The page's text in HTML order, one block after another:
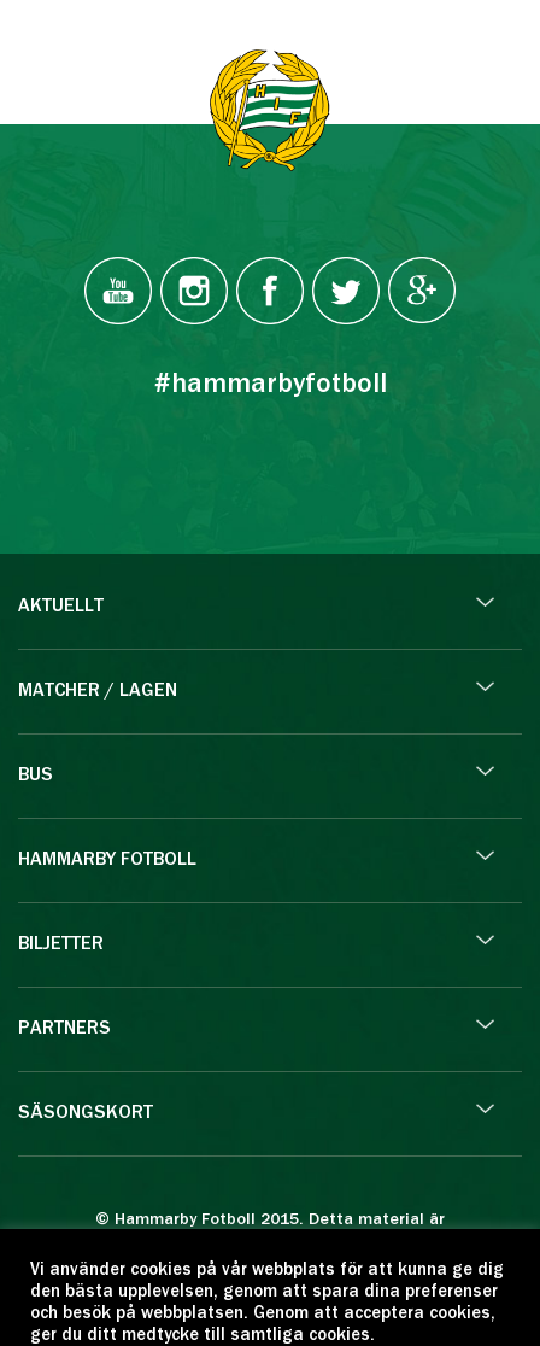
#hammarbyfotboll
AKTUELLT
MATCHER / LAGEN
BUS
HAMMARBY FOTBOLL
BILJETTER
PARTNERS
SÄSONGSKORT
© Hammarby Fotboll 2015. Detta material är
Eftertryck eller annan kopiering är förbjuden.
Citera oss gärna men ange källan:
www.hammarbyfotboll.se. Ansvarig utgivare:
Vi använder cookies på vår webbplats för att kunna ge dig
den bästa upplevelsen, genom att spara dina preferenser
och besök på webbplatsen. Genom att acceptera cookies,
ger du ditt medtycke till samtliga cookies.